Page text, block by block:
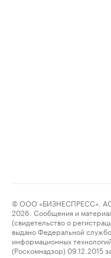
© ООО «БИЗНЕСПРЕСС»,
2026. Сообщения и
(свидетельство о
выдано Федеральной
информационных
(Роскомнадзор) 09.12.2015